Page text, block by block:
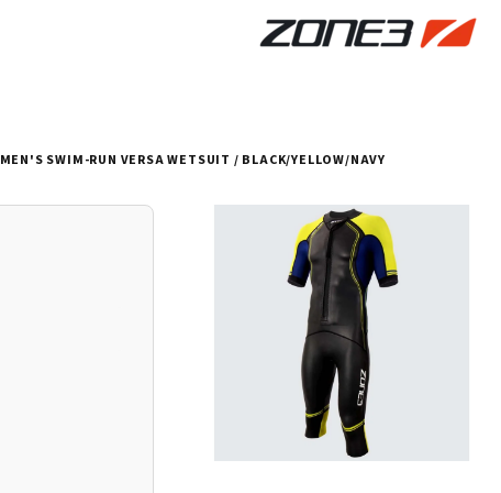
MEN'S SWIM-RUN VERSA WETSUIT / BLACK/YELLOW/NAVY